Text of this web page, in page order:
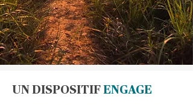
UN DISPOSITIF ENGAGE